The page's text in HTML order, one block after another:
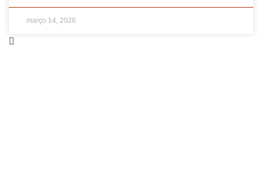
março 14, 2026